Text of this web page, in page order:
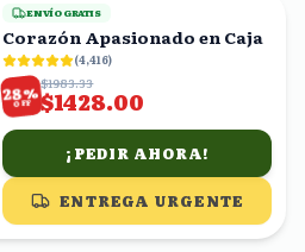
ENVÍO GRATIS
Corazón Apasionado en Caja
(4,416)
28%
OFF
$1983.33
$1428.00
¡PEDIR AHORA!
ENTREGA URGENTE